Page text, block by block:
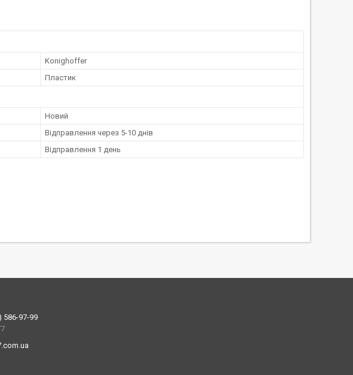
Konighoffer
Пластик
Новий
Відправлення через 5-10 днів
Відправлення 1 день
586-97-99